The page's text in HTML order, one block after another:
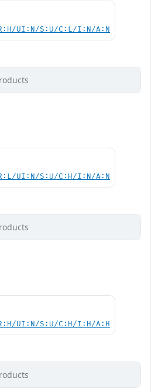
UI:N/S:U/C:L/I:N/A:N
UI:N/S:U/C:H/I:N/A:N
UI:N/S:U/C:H/I:H/A:H